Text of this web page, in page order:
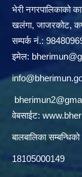
भेरी नगरपालिकाको
खलंगा, जाजरकोट,
सम्पर्क नं.:
इमेल:
वेबसाईट:
बालबालिका
18105000149